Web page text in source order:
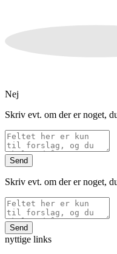
Nej
Skriv evt. om der er noget,
Send
Skriv evt. om der er noget,
Send
nyttige links